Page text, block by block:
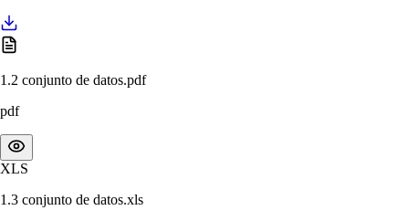
1.2 conjunto de datos.pdf
pdf
XLS
1.3 conjunto de datos.xls